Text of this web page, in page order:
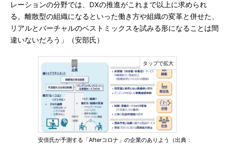
レーションの分野では、DXの推進がこれまで以上に求められ
る。離散型の組織になるといった働き方や組織の変革と併せた、
リアルとバーチャルのベストミックスを試みる形になることは間
違いないだろう」（安部氏）
安倍氏が予測する「Afterコロナ」の企業のありよう（出典：